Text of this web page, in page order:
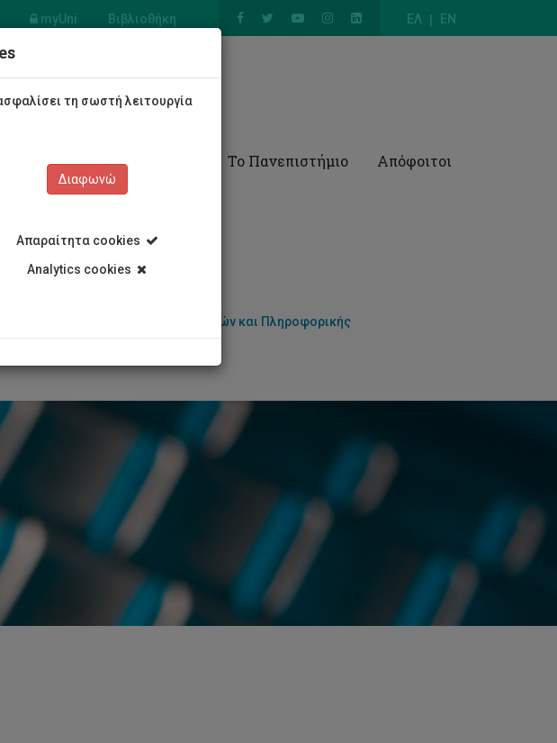
ΕΛ EN
myUni Βιβλιοθήκη
Σπουδές Το Πανεπιστήμιο Απόφοιτοι
Ηλεκτρονικών Υπολογιστών και Πληροφορικής
τη σωστή λειτουργία
Διαφωνώ
Απαραίτητα cookies
Analytics cookies